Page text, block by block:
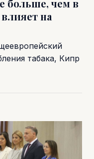
больше, чем в
на
табака, Кипр